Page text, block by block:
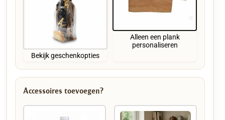
Bekijk geschenkopties
Alleen een plank
personaliseren
Accessoires toevoegen?